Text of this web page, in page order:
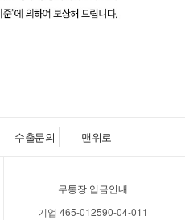
수출문의 맨위로
무통장 입금안내
기업 465-012590-04-011